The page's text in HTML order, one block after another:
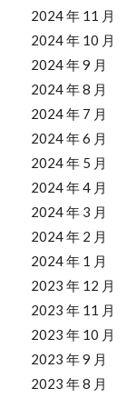
2024 年 11 月
2024 年 10 月
2024 年 9 月
2024 年 8 月
2024 年 7 月
2024 年 6 月
2024 年 5 月
2024 年 4 月
2024 年 3 月
2024 年 2 月
2024 年 1 月
2023 年 12 月
2023 年 11 月
2023 年 10 月
2023 年 9 月
2023 年 8 月